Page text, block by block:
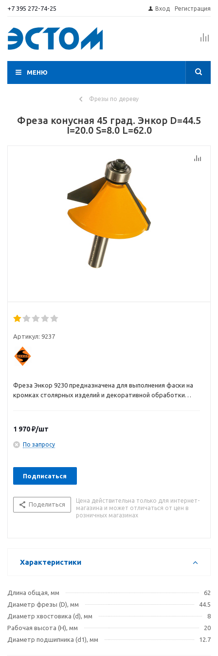
+7 395 272-74-25 Вход Регистрация
МЕНЮ
Фрезы по дереву
Фреза конусная 45 град. Энкор D=44.5
I=20.0 S=8.0 L=62.0
Артикул: 9237
Фреза Энкор 9230 предназначена для выполнения фаски на
кромках столярных изделий и декоративной обработки
столярные изделия. Используется совместно с фрезерными
машинами и фрезерными станками. Фреза изготавливается
обработанной алмазными дисками до точности биения 0.02
мм. Структура твердого сплава гарантирует его высокую
следовательно, качество обработки изделия.
1 970₽/шт
По запросу
Подписаться
Поделиться
Цена действительна только для интернет-
магазина и может отличаться от цен в
розничных магазинах
Характеристики
Длина общая, мм
62
Диаметр фрезы (D), мм
44.5
Диаметр хвостовика (d), мм
8
Рабочая высота (H), мм
20
Диаметр подшипника (d1), мм
12.7